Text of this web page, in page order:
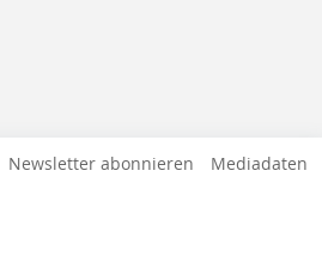
Newsletter abonnieren Mediadaten